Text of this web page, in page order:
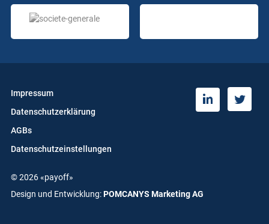
Impressum
Datenschutzerklärung
AGBs
Datenschutzeinstellungen
© 2026 «payoff»
Design und Entwicklung:POMCANYS Marketing AG
L
T